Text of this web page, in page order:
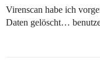
Virenscan habe ich
Daten gelöscht…